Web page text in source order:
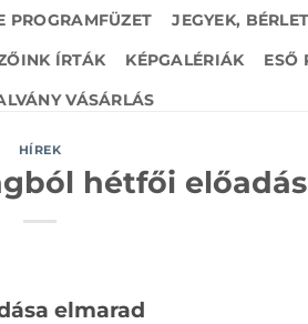
PROGRAMFÜZET JEGYEK,
ÍRTÁK KÉPGALÉRIÁK ESŐ
VÁSÁRLÁS
HÍREK
hétfői
elmarad